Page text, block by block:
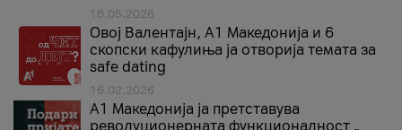
18.05.2026
Овој Валентајн, A1 Македонија и 6
скопски кафулиња ја отворија темата за
safe dating
16.02.2026
А1 Македонија ја претставува
револуционерната функционалност „